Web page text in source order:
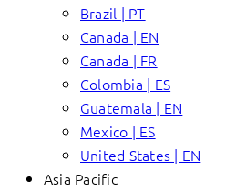
Brazil | PT
Canada | EN
Canada | FR
Colombia | ES
Guatemala | EN
Mexico | ES
United States | EN
Asia Pacific